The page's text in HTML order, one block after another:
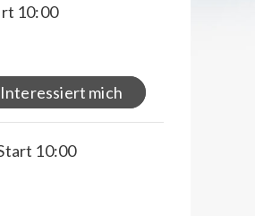
10:00
Interessiert mich
10:00